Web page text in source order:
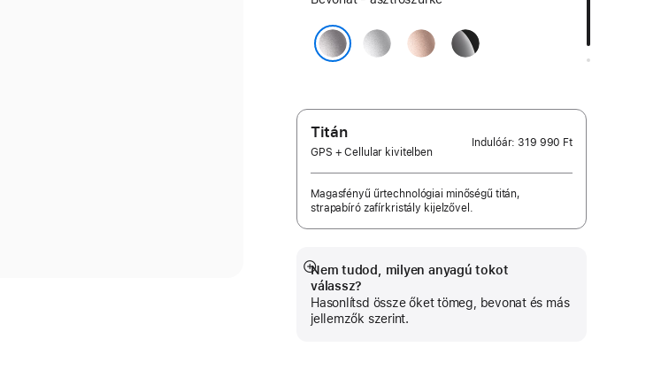
ezüst rozéaranykozmoszfekete
Titán
GPS + Cellular kivitelben
Indulóár: 319 990 Ft
Magasfényű űrtechnológiai minőségű titán,
strapabíró zafírkristály kijelzővel.
Nem tudod, milyen anyagú tokot
válassz?
Hasonlítsd össze őket tömeg, bevonat és más
jellemzők szerint.
Bővebb
információ